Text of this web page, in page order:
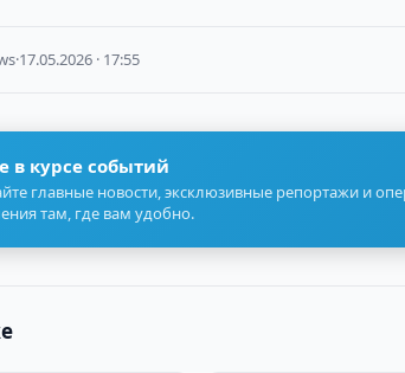
·17.05.2026 · 17:55
в курсе событий
главные новости, эксклюзивные репортажи и
там, где вам удобно.